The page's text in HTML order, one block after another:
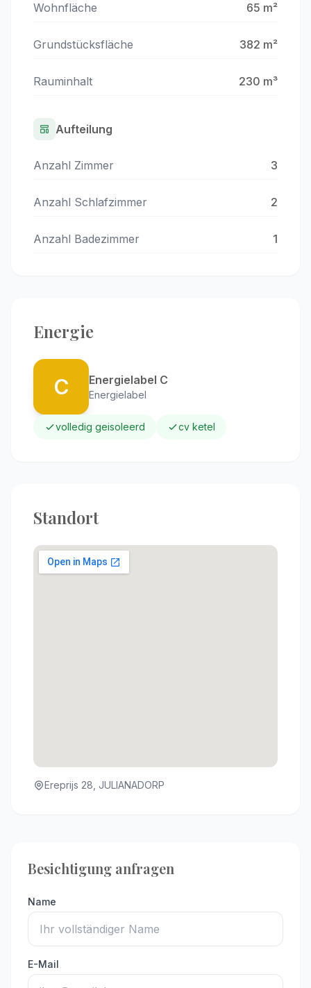
Wohnfläche 65 m²
Grundstücksfläche 382 m²
Rauminhalt 230 m³
Aufteilung
Anzahl Zimmer 3
Anzahl Schlafzimmer 2
Anzahl Badezimmer 1
Energie
C Energielabel C
Energielabel
volledig geisoleerd cv ketel
Standort
Ereprijs 28, JULIANADORP
Besichtigung anfragen
Name
E-Mail